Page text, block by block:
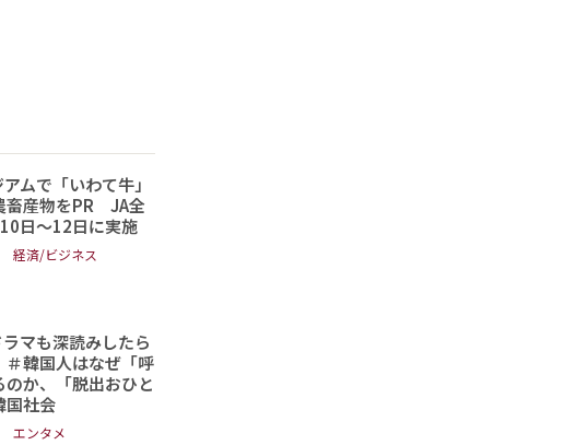
ムで「いわて牛」
畜産物をPR JA全
日～12日に実施
経済/ビジネス
ラマも深読みしたら
＃韓国人はなぜ「呼
か、「脱出おひと
国社会
エンタメ